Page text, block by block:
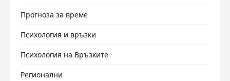
Прогноза за време
Психология и връзки
Психология на Връзките
Регионални